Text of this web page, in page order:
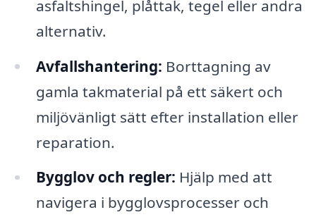
asfaltshingel, plåttak, tegel eller andra
alternativ.
Avfallshantering: Borttagning av
gamla takmaterial på ett säkert och
miljövänligt sätt efter installation eller
reparation.
Bygglov och regler: Hjälp med att
navigera i bygglovsprocesser och